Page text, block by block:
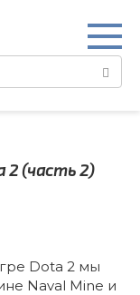
2 (часть 2)
Dota 2 мы
Naval Mine и